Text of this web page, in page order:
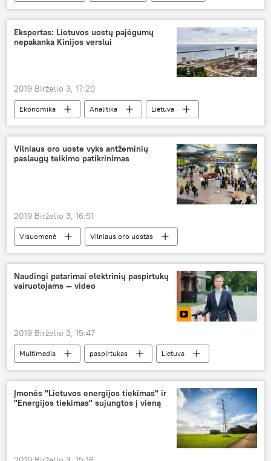
kova
Vladimiras Putinas JAV
Ekspertas: Lietuvos uostų pajėgumų
nepakanka Kinijos verslui
2019 Birželio 3, 17:20
Ekonomika Analitika
Lietuva
Kinija
Vilniaus oro uoste vyks antžeminių
paslaugų teikimo patikrinimas
2019 Birželio 3, 16:51
Visuomenė
Vilniaus oro uostas
Susisiekimo ministerija
Naudingi patarimai elektrinių paspirtukų
vairuotojams — video
2019 Birželio 3, 15:47
Multimedia paspirtukas
Lietuva
dviratis
Įmonės "Lietuvos energijos tiekimas" ir
"Energijos tiekimas" sujungtos į vieną